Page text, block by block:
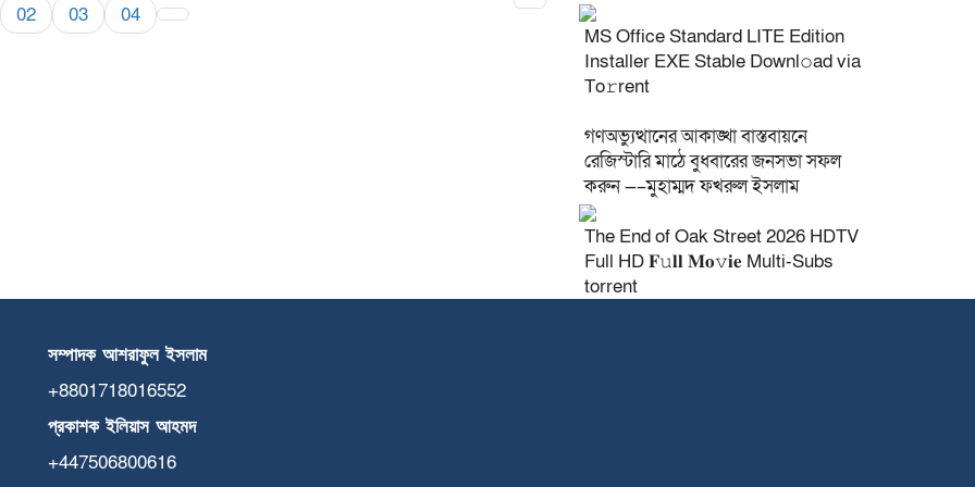
02 03
04
MS Office Standard LITE Edition
Installer EXE Stable Downl𝚘ad via
To𝚛rent
গণঅভ্যুত্থানের আকাঙ্খা বাস্তবায়নে
রেজিস্টারি মাঠে বুধবারের জনসভা সফল
করুন —–মুহাম্মদ ফখরুল ইসলাম
The End of Oak Street 2026 HDTV
Full HD 𝐅𝚞𝐥𝐥 𝐌𝐨𝚟𝐢𝐞 Multi-Subs
torrent
সম্পাদক আশরাফুল ইসলাম
+8801718016552
প্রকাশক ইলিয়াস আহমদ
+447506800616